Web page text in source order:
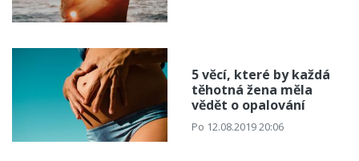
5 věcí, které by každá
těhotná žena měla
vědět o opalování
Po 12.08.2019 20:06